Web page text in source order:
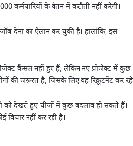
कर्मचारियों के वेतन में कटौती नहीं करेगी।
देना का ऐलान कर चुकी है। हालांकि, इस
कैंसल नहीं हुए हैं, लेकिन नए प्रोजेक्ट में कुछ
की जरूरत है, जिसके लिए वह रिक्रूटमेंट कर रहे
को देखते हुए चीजों में कुछ बदलाव हो सकते हैं।
नहीं कर रही है।